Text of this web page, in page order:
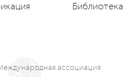
Библиотека
ассоциация